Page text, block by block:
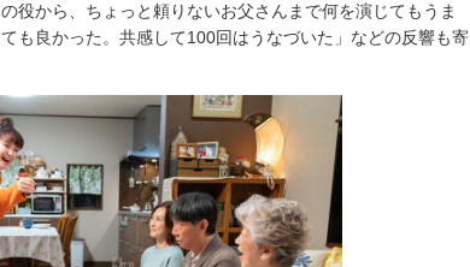
から、ちょっと頼りないお父さんまで何を演じてもうま
も良かった。共感して100回はうなづいた」などの反響も寄